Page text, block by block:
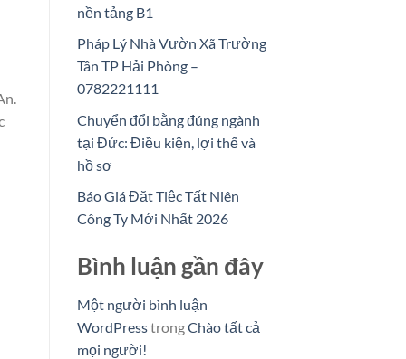
nền tảng B1
Pháp Lý Nhà Vườn Xã Trường
Tân TP Hải Phòng –
0782221111
Chuyển đổi bằng đúng ngành
tại Đức: Điều kiện, lợi thế và
hồ sơ
Báo Giá Đặt Tiệc Tất Niên
Công Ty Mới Nhất 2026
Bình luận gần đây
Một người bình luận
WordPresstrongChào tất cả
mọi người!